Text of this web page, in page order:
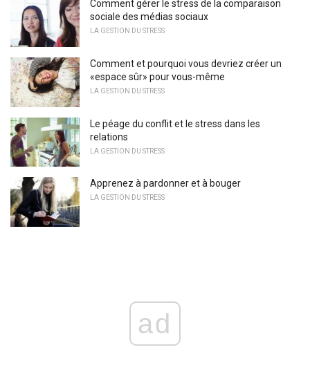
Comment gérer le stress de la comparaison
sociale des médias sociaux
LA GESTION DU STRESS
Comment et pourquoi vous devriez créer un
«espace sûr» pour vous-même
LA GESTION DU STRESS
Le péage du conflit et le stress dans les
relations
LA GESTION DU STRESS
Apprenez à pardonner et à bouger
LA GESTION DU STRESS
ad